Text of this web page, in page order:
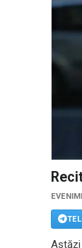
Astăzi